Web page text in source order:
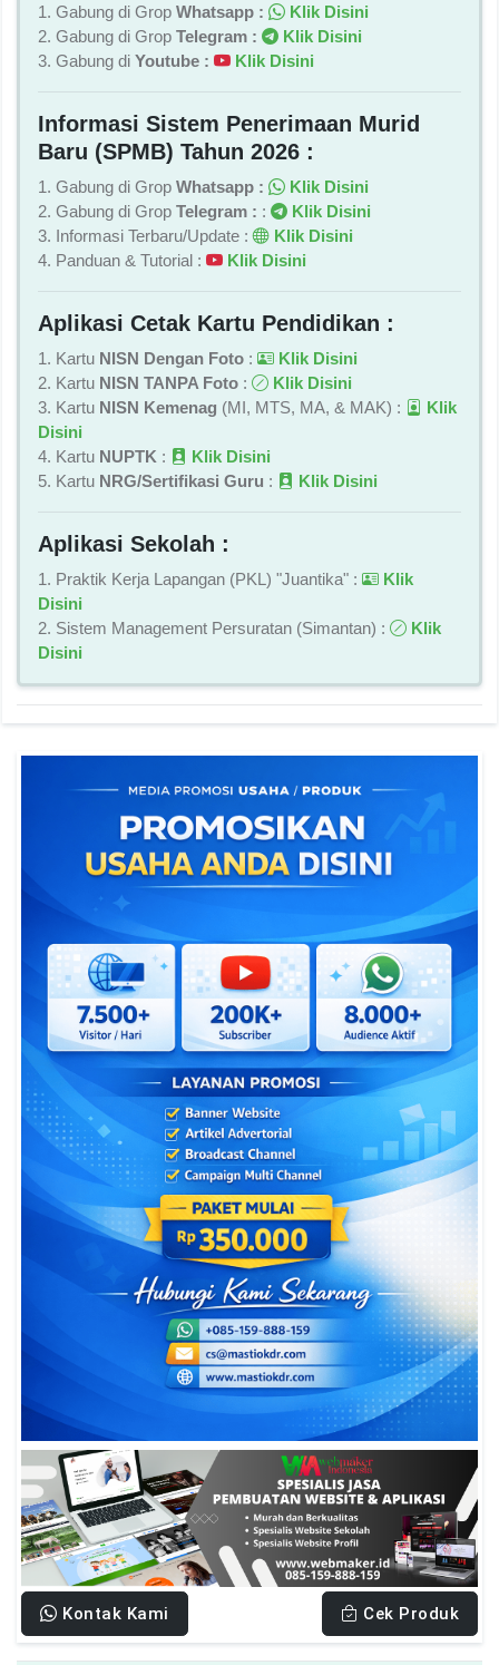
1. Gabung di Grop Whatsapp :
Klik Disini
2. Gabung di Grop Telegram :
Klik Disini
3. Gabung di Youtube : Klik Disini
Informasi Sistem Penerimaan Murid
Baru (SPMB) Tahun 2026 :
1. Gabung di Grop Whatsapp :
Klik Disini
2. Gabung di Grop Telegram : :
Klik Disini
3. Informasi Terbaru/Update :
Klik Disini
4. Panduan & Tutorial :
Klik Disini
Aplikasi Cetak Kartu Pendidikan :
1. Kartu NISN Dengan Foto :
Klik Disini
2. Kartu NISN TANPA Foto :
Klik Disini
3. Kartu NISN Kemenag (MI, MTS, MA, & MAK) :
Klik
Disini
4. Kartu NUPTK :
Klik Disini
5. Kartu NRG/Sertifikasi Guru : Klik Disini
Aplikasi Sekolah :
1. Praktik Kerja Lapangan (PKL) "Juantika" :
Klik
Disini
2. Sistem Management Persuratan (Simantan) :
Klik
Disini
Kontak Kami Cek Produk